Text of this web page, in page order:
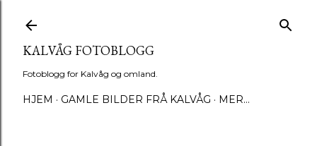
KALVÅG FOTOBLOGG
Fotoblogg for Kalvåg og omland.
HJEM GAMLE BILDER FRÅ KALVÅG MER…